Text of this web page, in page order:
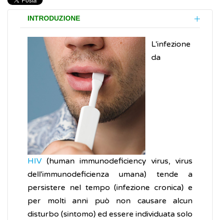
INTRODUZIONE
L'infezione
da
HIV (human immunodeficiency virus, virus
dell'immunodeficienza umana) tende a
persistere nel tempo (infezione cronica) e
per molti anni può non causare alcun
disturbo (sintomo) ed essere individuata solo